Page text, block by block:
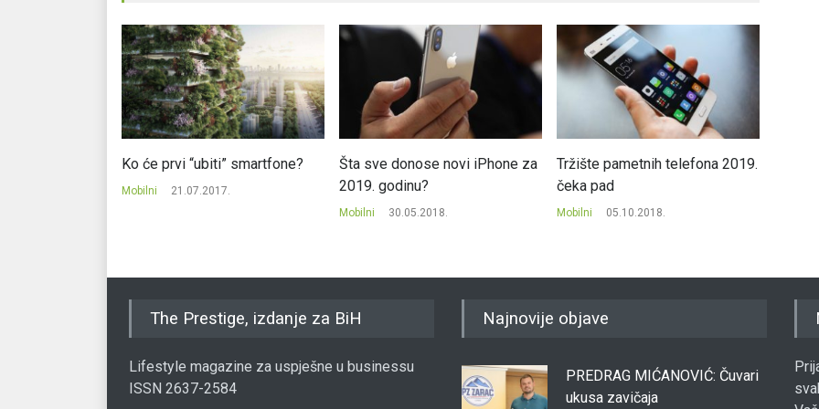
Ko će prvi “ubiti” smartfone?
Mobilni 21.07.2017.
Šta sve donose novi iPhone za
2019. godinu?
Mobilni 30.05.2018.
Tržište pametnih telefona 2019.
čeka pad
Mobilni 05.10.2018.
The Prestige, izdanje za BiH
Lifestyle magazine za uspješne u businessu
ISSN 2637-2584
Najnovije objave
PREDRAG MIĆANOVIĆ: Čuvari
ukusa zavičaja